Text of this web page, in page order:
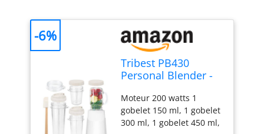
Tribest PB430
Personal Blender -
cm x 18.46 cm
Moteur 200 watts 1
gobelet 150 ml, 1 gobelet
300 ml, 1 gobelet 450 ml,
-6%